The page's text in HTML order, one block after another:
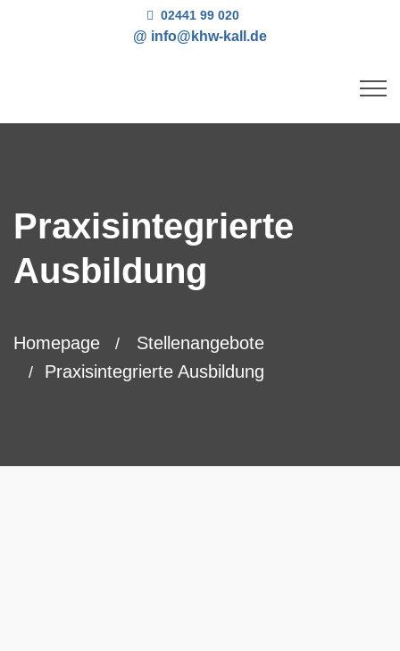
02441 99 020
Praxisintegrierte
Ausbildung
Homepage
Stellenangebote
Praxisintegrierte Ausbildung